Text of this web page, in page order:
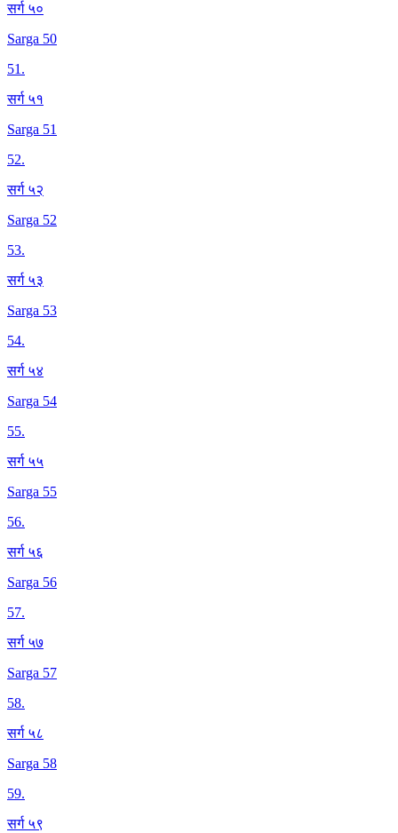
सर्ग ५०
Sarga 50
51.
सर्ग ५१
Sarga 51
52.
सर्ग ५२
Sarga 52
53.
सर्ग ५३
Sarga 53
54.
सर्ग ५४
Sarga 54
55.
सर्ग ५५
Sarga 55
56.
सर्ग ५६
Sarga 56
57.
सर्ग ५७
Sarga 57
58.
सर्ग ५८
Sarga 58
59.
सर्ग ५९